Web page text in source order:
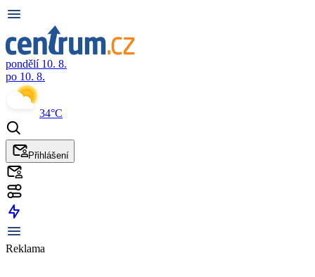
pondělí 10. 8.
po 10. 8.
34°C
Přihlášení
Reklama